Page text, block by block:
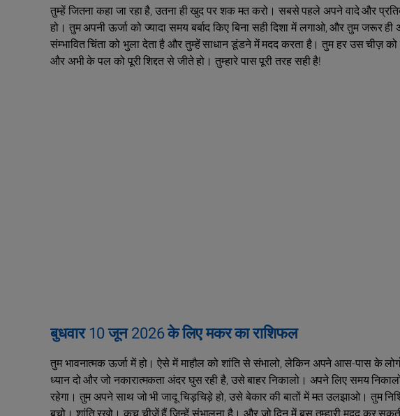
तुम्हें जितना कहा जा रहा है, उतना ही खुद पर शक मत करो। सबसे पहले अपने वादे और
हो। तुम अपनी ऊर्जा को ज्यादा समय बर्बाद किए बिना सही दिशा में लगाओ, और तुम जरूर
संम्भावित चिंता को भुला देता है और तुम्हें साधान डूंडने में मदद करता है। तुम हर उस चीज़
और अभी के पल को पूरी शिद्दत से जीते हो। तुम्हारे पास पूरी तरह सही है!
बुधवार 10 जून 2026 के लिए मकर का राशिफल
तुम भावनात्मक ऊर्जा में हो। ऐसे में माहौल को शांति से संभालो, लेकिन अपने आस-पास के
ध्यान दो और जो नकारात्मकता अंदर घुस रही है, उसे बाहर निकालो। अपने लिए समय
रहेगा। तुम अपने साथ जो भी जादू चिड़चिड़े हो, उसे बेकार की बातों में मत उलझाओ। तुम